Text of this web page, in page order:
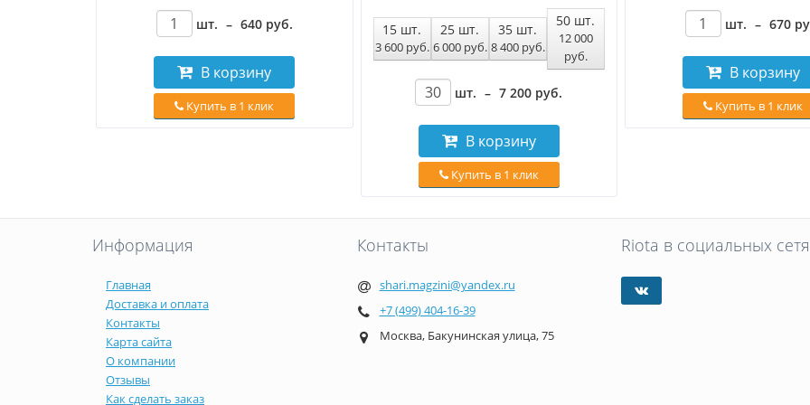
шт. – 640 руб.
В корзину
Купить в 1 клик
15 шт.
3 600 руб.
25 шт.
6 000 руб.
35 шт.
8 400 руб.
50 шт.
12 000
руб.
шт. – 7 200 руб.
В корзину
Купить в 1 клик
шт. – 670
В корзину
Купить в 1 клик
Информация
Главная
Доставка и оплата
Контакты
Карта сайта
О компании
Отзывы
Как сделать заказ
Контакты
shari.magzini@yandex.ru
+7 (499) 404-16-39
Москва, Бакунинская улица, 75
Riota в социальных